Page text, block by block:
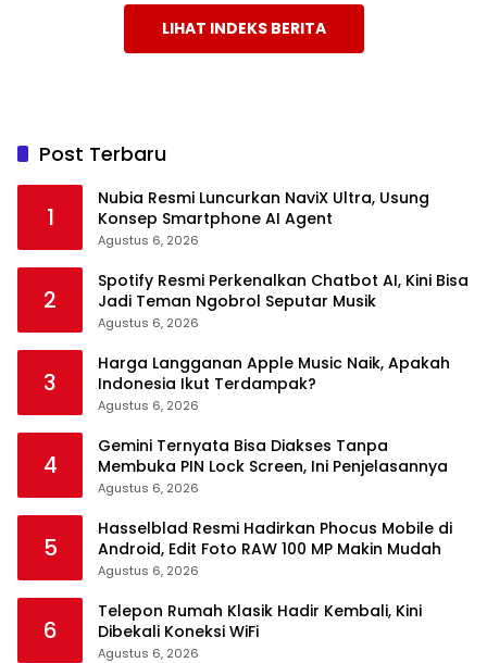
LIHAT INDEKS BERITA
Post Terbaru
1
Nubia Resmi Luncurkan NaviX Ultra, Usung
Konsep Smartphone AI Agent
Agustus 6, 2026
2
Spotify Resmi Perkenalkan Chatbot AI, Kini Bisa
Jadi Teman Ngobrol Seputar Musik
Agustus 6, 2026
3
Harga Langganan Apple Music Naik, Apakah
Indonesia Ikut Terdampak?
Agustus 6, 2026
4
Gemini Ternyata Bisa Diakses Tanpa
Membuka PIN Lock Screen, Ini Penjelasannya
Agustus 6, 2026
5
Hasselblad Resmi Hadirkan Phocus Mobile di
Android, Edit Foto RAW 100 MP Makin Mudah
Agustus 6, 2026
6
Telepon Rumah Klasik Hadir Kembali, Kini
Dibekali Koneksi WiFi
Agustus 6, 2026